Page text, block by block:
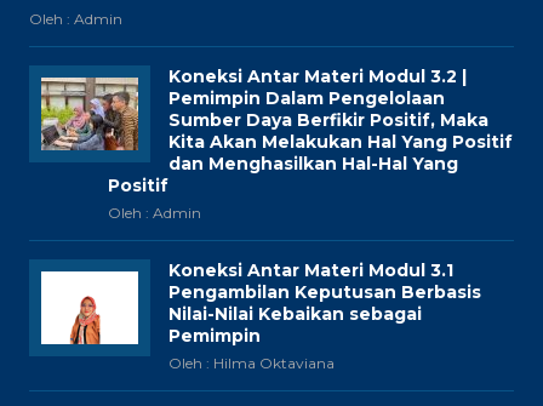
Oleh : Admin
Koneksi Antar Materi Modul 3.2 |
Pemimpin Dalam Pengelolaan
Sumber Daya Berfikir Positif, Maka
Kita Akan Melakukan Hal Yang Positif
dan Menghasilkan Hal-Hal Yang
Positif
Oleh : Admin
Koneksi Antar Materi Modul 3.1
Pengambilan Keputusan Berbasis
Nilai-Nilai Kebaikan sebagai
Pemimpin
Oleh : Hilma Oktaviana